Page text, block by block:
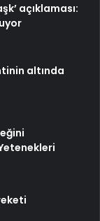
açıklaması:
altında